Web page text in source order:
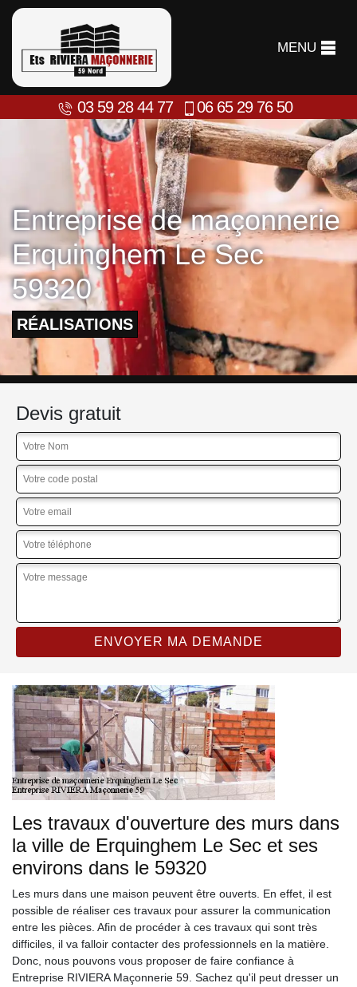
MENU
03 59 28 44 77 06 65 29 76 50
Entreprise de maçonnerie
Erquinghem Le Sec
59320
RÉALISATIONS
Devis gratuit
Les travaux d'ouverture des murs dans
la ville de Erquinghem Le Sec et ses
environs dans le 59320
Les murs dans une maison peuvent être ouverts. En effet, il est
possible de réaliser ces travaux pour assurer la communication
entre les pièces. Afin de procéder à ces travaux qui sont très
difficiles, il va falloir contacter des professionnels en la matière.
Donc, nous pouvons vous proposer de faire confiance à
Entreprise RIVIERA Maçonnerie 59. Sachez qu'il peut dresser un